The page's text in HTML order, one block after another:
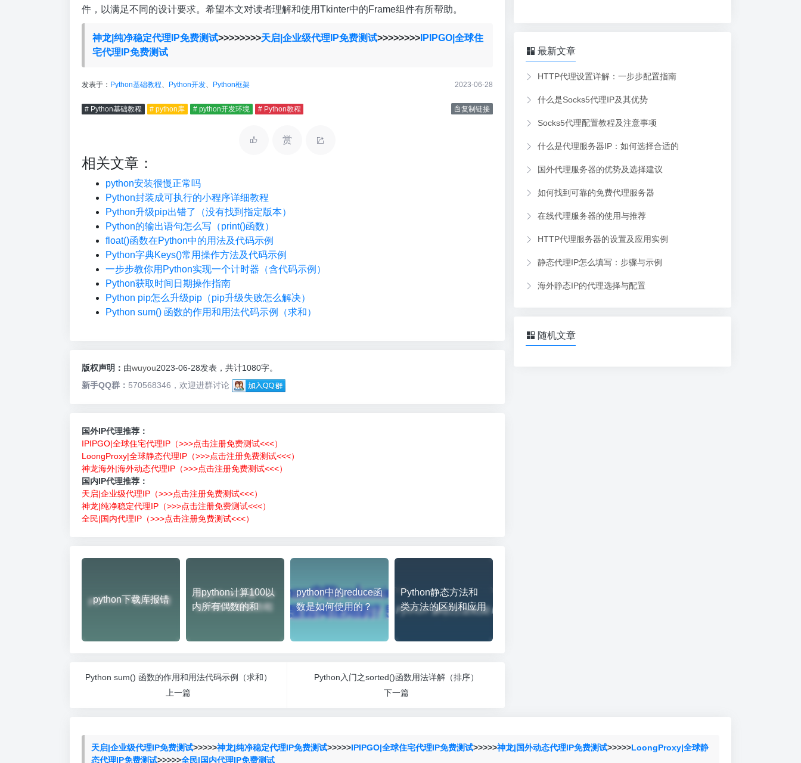
件，以满足不同的设计要求。希望本文对读者理解和使用Tkinter中的Frame组件有所帮助。
神龙|纯净稳定代理IP免费测试>>>>>>>>天启|企业级代理IP免费测试>>>>>>>>IPIPGO|全球住
宅代理IP免费测试
发表于： Python基础教程 Python开发 Python框架 2023-06-28
# Python基础教程 # python库 # python开发环境 # Python教程 复制链接
赏
相关文章：
python安装很慢正常吗
Python封装成可执行的小程序详细教程
Python升级pip出错了（没有找到指定版本）
Python的输出语句怎么写（print()函数）
float()函数在Python中的用法及代码示例
Python字典Keys()常用操作方法及代码示例
一步步教你用Python实现一个计时器（含代码示例）
Python获取时间日期操作指南
Python pip怎么升级pip（pip升级失败怎么解决）
Python sum() 函数的作用和用法代码示例（求和）
版权声明： 由wuyou2023-06-28发表，共计1080字。
新手QQ群： 570568346，欢迎进群讨论
国外IP代理推荐：
IPIPGO|全球住宅代理IP（>>>点击注册免费测试<<<）
LoongProxy|全球静态代理IP（>>>点击注册免费测试<<<）
神龙海外|海外动态代理IP（>>>点击注册免费测试<<<）
国内IP代理推荐：
天启|企业级代理IP（>>>点击注册免费测试<<<）
神龙|纯净稳定代理IP（>>>点击注册免费测试<<<）
全民|国内代理IP（>>>点击注册免费测试<<<）
python下载库报错
用python计算100以
内所有偶数的和
python中的reduce函
数是如何使用的？
Python静态方法和
类方法的区别和应用
Python sum() 函数的作用和用法代码示例（求和）
上一篇
Python入门之sorted()函数用法详解（排序）
下一篇
最新文章
HTTP代理设置详解：一步步配置指南
什么是Socks5代理IP及其优势
Socks5代理配置教程及注意事项
什么是代理服务器IP：如何选择合适的
国外代理服务器的优势及选择建议
如何找到可靠的免费代理服务器
在线代理服务器的使用与推荐
HTTP代理服务器的设置及应用实例
静态代理IP怎么填写：步骤与示例
海外静态IP的代理选择与配置
随机文章
天启|企业级代理IP免费测试>>>>>神龙|纯净稳定代理IP免费测试>>>>>IPIPGO|全球住宅代理IP免费测试>>>>>神龙|国外动态代理IP免费测试>>>>>LoongProxy|全球静
态代理IP免费测试>>>>>全民|国内代理IP免费测试